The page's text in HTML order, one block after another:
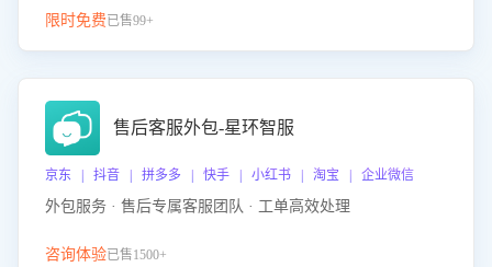
限时免费已售99+
售后客服外包-星环智服
京东 | 抖音 | 拼多多 | 快手 | 小红书 | 淘宝 | 企业微信
外包服务 · 售后专属客服团队 · 工单高效处理
咨询体验已售1500+